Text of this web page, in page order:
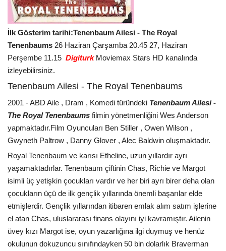
İlk Gösterim tarihi:Tenenbaum Ailesi - The Royal
Tenenbaums 26 Haziran Çarşamba 20.45 27, Haziran
Perşembe 11.15 DigiturkMoviemax Stars HD kanalında
izleyebilirsiniz.
Tenenbaum Ailesi - The Royal Tenenbaums
2001 - ABD Aile , Dram , Komedi türündeki Tenenbaum Ailesi -
The Royal Tenenbaums filmin yönetmenliğini Wes Anderson
yapmaktadır.Film Oyuncuları Ben Stiller , Owen Wilson ,
Gwyneth Paltrow , Danny Glover , Alec Baldwin oluşmaktadır.
Royal Tenenbaum ve karısı Etheline, uzun yıllardır ayrı
yaşamaktadırlar. Tenenbaum çiftinin Chas, Richie ve Margot
isimli üç yetişkin çocukları vardır ve her biri ayrı birer deha olan
çocukların üçü de ilk gençlik yıllarında önemli başarılar elde
etmişlerdir. Gençlik yıllarından itibaren emlak alım satım işlerine
el atan Chas, uluslararası finans olayını iyi kavramıştır. Ailenin
üvey kızı Margot ise, oyun yazarlığına ilgi duymuş ve henüz
okulunun dokuzuncu sınıfındayken 50 bin dolarlık Braverman